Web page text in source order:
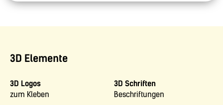
3D Elemente
3D Logos
zum Kleben
3D Schriften
Beschriftungen